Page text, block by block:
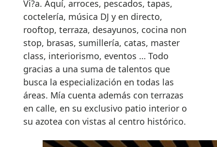
Vi?a. Aquí, arroces, pescados, tapas,
coctelería, música DJ y en directo,
rooftop, terraza, desayunos, cocina non
stop, brasas, sumillería, catas, master
class, interiorismo, eventos … Todo
gracias a una suma de talentos que
busca la especialización en todas las
áreas. Mía cuenta además con terrazas
en calle, en su exclusivo patio interior o
su azotea con vistas al centro histórico.